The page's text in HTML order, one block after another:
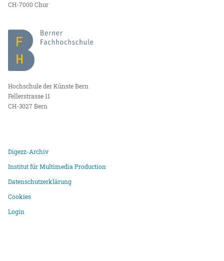
CH-7000 Chur
Hochschule der Künste Bern
Fellerstrasse 11
CH-3027 Bern
Digezz-Archiv
Institut für Multimedia Production
Datenschutzerklärung
Cookies
Login